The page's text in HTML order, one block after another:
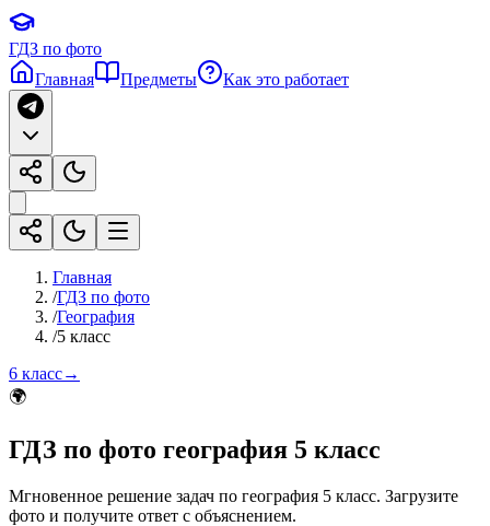
ГДЗ по фото
Главная
Предметы Как это работает
Главная
/ГДЗ по фото
/География
/5 класс
6 класс→
🌍
ГДЗ по фото география 5 класс
Мгновенное решение задач по география 5 класс. Загрузите
фото и получите ответ с объяснением.